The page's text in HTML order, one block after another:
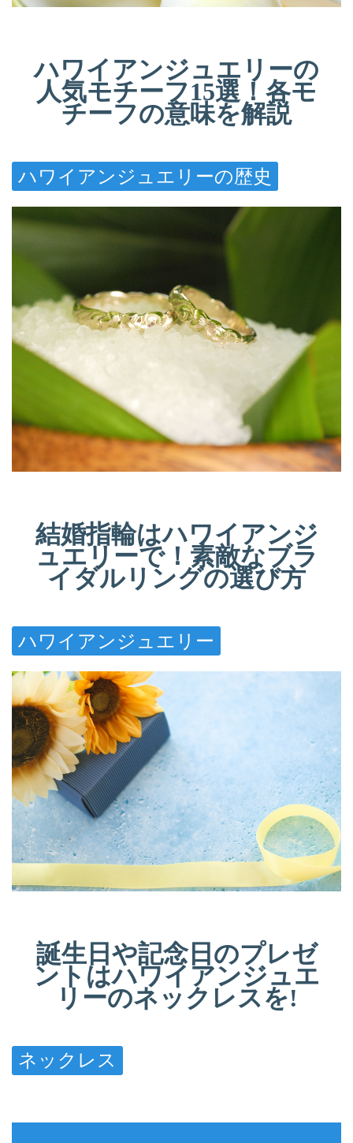
ハワイアンジュエリーの
人気モチーフ15選！各モ
チーフの意味を解説
ハワイアンジュエリーの歴史
結婚指輪はハワイアンジ
ュエリーで！素敵なブラ
イダルリングの選び方
ハワイアンジュエリー
誕生日や記念日のプレゼ
ントはハワイアンジュエ
リーのネックレスを!
ネックレス